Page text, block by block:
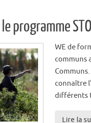
programme
WE de
communs
connaître
différents
Lire la